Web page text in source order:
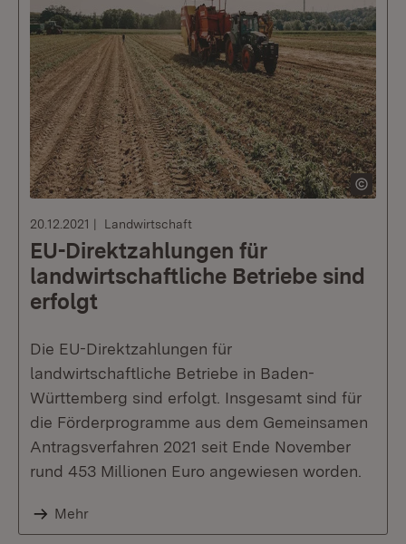
20.12.2021 Landwirtschaft
EU-Direktzahlungen für
landwirtschaftliche Betriebe sind
erfolgt
Die EU-Direktzahlungen für
landwirtschaftliche Betriebe in Baden-
Württemberg sind erfolgt. Insgesamt sind für
die Förderprogramme aus dem Gemeinsamen
Antragsverfahren 2021 seit Ende November
rund 453 Millionen Euro angewiesen worden.
Mehr